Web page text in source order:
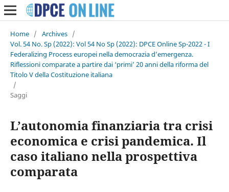
Home / Archives /
Vol. 54 No. Sp (2022): Vol 54 No Sp (2022): DPCE Online Sp-2022 - I
Federalizing Process europei nella democrazia d’emergenza.
Riflessioni comparate a partire dai ‘primi’ 20 anni della riforma del
Titolo V della Costituzione italiana
/
Saggi
L’autonomia finanziaria tra crisi
economica e crisi pandemica. Il
caso italiano nella prospettiva
comparata